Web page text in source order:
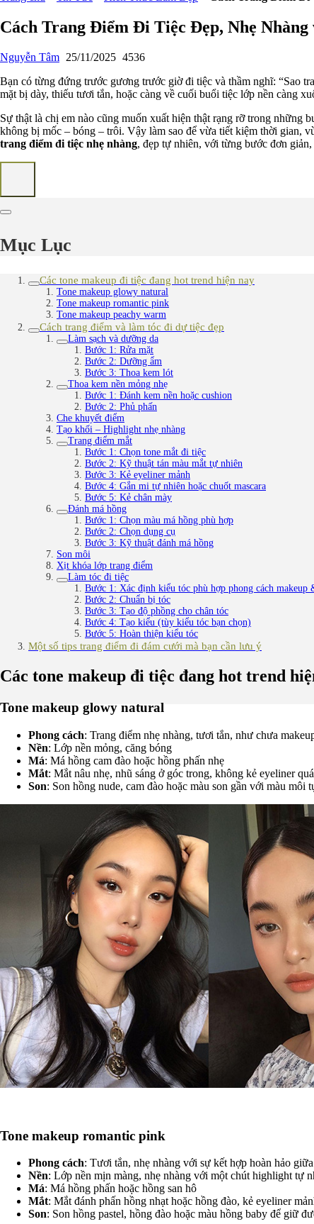
Cách Trang Điểm Đi Tiệc Đẹp, Nhẹ Nhàng
Nguyễn Tâm 25/11/2025 4536
Bạn có từng đứng trước gương trước giờ đi tiệc và thầm nghĩ: “Sao
mặt bị dày, thiếu tươi tắn, hoặc càng về cuối buổi tiệc lớp nền càng
Sự thật là chị em nào cũng muốn xuất hiện thật rạng rỡ trong những
không bị mốc – bóng – trôi. Vậy làm sao để vừa tiết kiệm thời gian,
trang điểm đi tiệc nhẹ nhàng, đẹp tự nhiên, với từng bước đơn
Mục Lục
Các tone makeup đi tiệc đang hot trend hiện nay
Tone makeup glowy natural
Tone makeup romantic pink
Tone makeup peachy warm
Cách trang điểm và làm tóc đi dự tiệc đẹp
Làm sạch và dưỡng da
Bước 1: Rửa mặt
Bước 2: Dưỡng ẩm
Bước 3: Thoa kem lót
Thoa kem nền mỏng nhẹ
Bước 1: Đánh kem nền hoặc cushion
Bước 2: Phủ phấn
Che khuyết điểm
Tạo khối – Highlight nhẹ nhàng
Trang điểm mắt
Bước 1: Chọn tone mắt đi tiệc
Bước 2: Kỹ thuật tán màu mắt tự nhiên
Bước 3: Kẻ eyeliner mảnh
Bước 4: Gắn mi tự nhiên hoặc chuốt mascara
Bước 5: Kẻ chân mày
Đánh má hồng
Bước 1: Chọn màu má hồng phù hợp
Bước 2: Chọn dụng cụ
Bước 3: Kỹ thuật đánh má hồng
Son môi
Xịt khóa lớp trang điểm
Làm tóc đi tiệc
Bước 1: Xác định kiểu tóc phù hợp phong cách makeup
Bước 2: Chuẩn bị tóc
Bước 3: Tạo độ phồng cho chân tóc
Bước 4: Tạo kiểu (tùy kiểu tóc bạn chọn)
Bước 5: Hoàn thiện kiểu tóc
Một số tips trang điểm đi đám cưới mà bạn cần lưu ý
Các tone makeup đi tiệc đang hot trend
Tone makeup glowy natural
Phong cách: Trang điểm nhẹ nhàng, tươi tắn, như chưa
Nền: Lớp nền mỏng, căng bóng
Má: Má hồng cam đào hoặc hồng phấn nhẹ
Mắt: Mắt nâu nhẹ, nhũ sáng ở góc trong, không kẻ eyeliner
Son: Son hồng nude, cam đào hoặc màu son gần với màu môi
Tone makeup romantic pink
Phong cách: Tươi tắn, nhẹ nhàng với sự kết hợp hoàn hảo
Nền: Lớp nền mịn màng, nhẹ nhàng với một chút highlight tự
Má: Má hồng phấn hoặc hồng san hô
Mắt: Mắt đánh phấn hồng nhạt hoặc hồng đào, kẻ eyeliner
Son: Son hồng pastel, hồng đào hoặc màu hồng baby để giữ